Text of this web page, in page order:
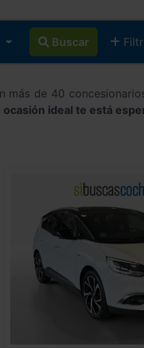
Buscar
más de 40
ocasión ideal te está